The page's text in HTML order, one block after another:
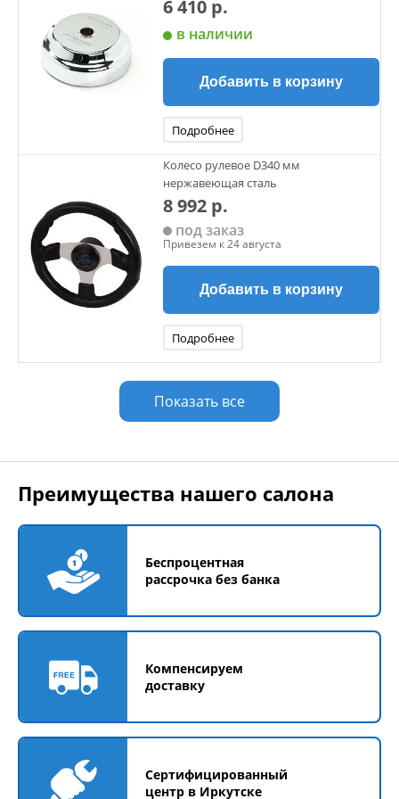
6 410 р.
в наличии
Добавить в корзину
Подробнее
Колесо рулевое D340 мм
нержавеющая сталь
8 992 р.
под заказ
Привезем к 24 августа
Добавить в корзину
Подробнее
Показать все
Преимущества нашего салона
Беспроцентная
рассрочка без банка
Компенсируем
доставку
Сертифицированный
центр в Иркутске